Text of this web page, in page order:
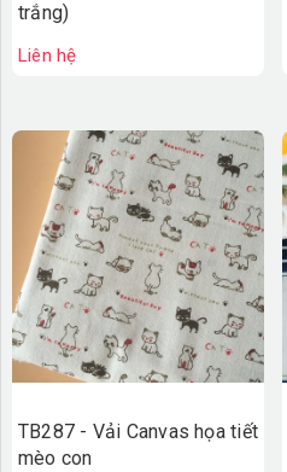
trắng)
Liên hệ
TB287 - Vải Canvas họa tiết
mèo con